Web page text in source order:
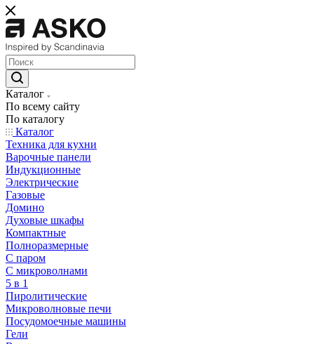
Каталог
По всему сайту
По каталогу
Каталог
Техника для кухни
Варочные панели
Индукционные
Электрические
Газовые
Домино
Духовые шкафы
Компактные
Полноразмерные
C паром
C микроволнами
5 в 1
Пиролитические
Микроволновые печи
Посудомоечные машины
Гели